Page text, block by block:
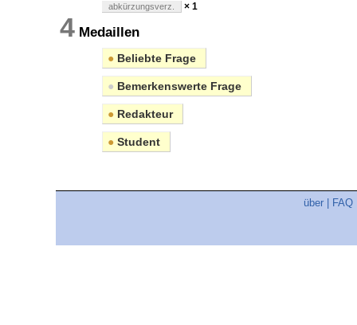
abkürzungsverz. × 1
4 Medaillen
● Beliebte Frage
● Bemerkenswerte Frage
● Redakteur
● Student
über FAQ